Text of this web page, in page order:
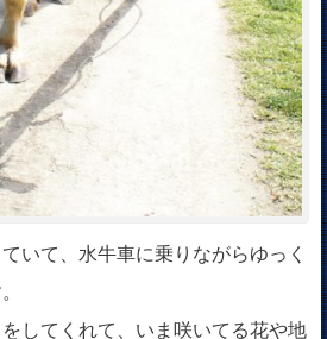
いて、水牛車に乗りながらゆっく
してくれて、いま咲いてる花や地